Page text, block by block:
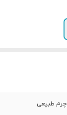
چرم طبیعی